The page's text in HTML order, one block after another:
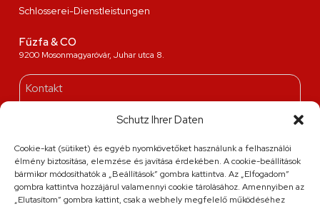
Schutz Ihrer Daten
Cookie-kat (sütiket) és egyéb nyomkövetőket használunk a felhasználói
élmény biztosítása, elemzése és javítása érdekében. A cookie-beállítások
bármikor módosíthatók a „Beállítások” gombra kattintva. Az „Elfogadom”
gombra kattintva hozzájárul valamennyi cookie tárolásához. Amennyiben az
„Elutasítom” gombra kattint, csak a webhely megfelelő működéséhez
Schlosserei-Dienstleistungen
Fűzfa & CO
9200 Mosonmagyaróvár, Juhar utca 8.
Kontakt
info@fuzfa.hu
Montag - Freitag: 08:00-16:00
Samstag: laut vorheriger Terminabsprache